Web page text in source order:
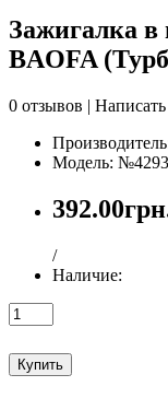
Зажигалка в
BAOFA
0 отзывов |
Модель:
/
Наличие:
Купить